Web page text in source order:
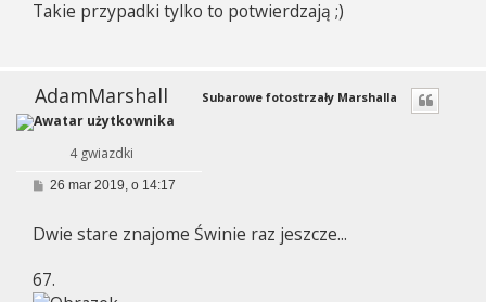
t
Takie przypadki tylko to potwierdzają ;)
AdamMarshall
4 gwiazdki
Subarowe fotostrzały Marshalla
P
t
26 mar 2019, o 14:17
Dwie stare znajome Świnie raz jeszcze...
67.